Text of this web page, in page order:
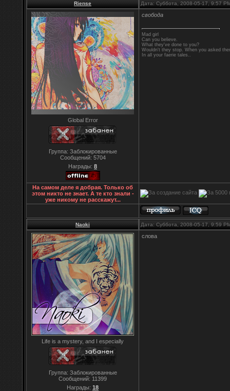
Riense Дата: Суббота, 2008-05-17, 9:57
Global Error
Группа: Заблокированные
Сообщений: 5704
Награды: 8
свобода
Mad girl
Can you believe.
What they've done to you?
Wouldn't they stop. When you asked
In all your faerie tales..
На самом деле я добрая. Только об
этом никто не знает. А те кто знали -
уже никому не расскажут...
Naoki Дата: Суббота, 2008-05-17, 9:59
Life is a mystery, and I especially
Группа: Заблокированные
Сообщений: 11399
Награды: 18
слова